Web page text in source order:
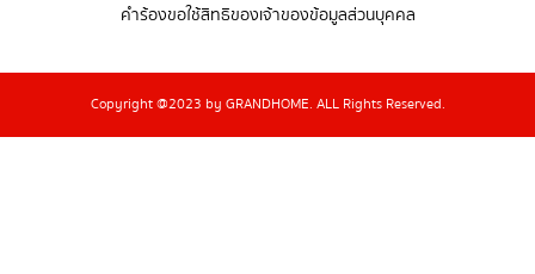
คำร้องขอใช้สิทธิของเจ้าของข้อมูลส่วนบุคคล
Copyright @2023 by GRANDHOME. ALL Rights Reserved.